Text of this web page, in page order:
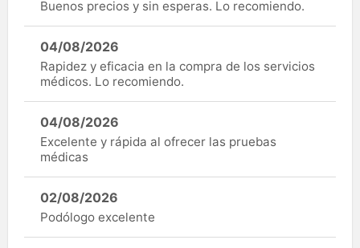
Buenos precios y sin esperas. Lo recomiendo.
04/08/2026
Rapidez y eficacia en la compra de los servicios
médicos. Lo recomiendo.
04/08/2026
Excelente y rápida al ofrecer las pruebas
médicas
02/08/2026
Podólogo excelente